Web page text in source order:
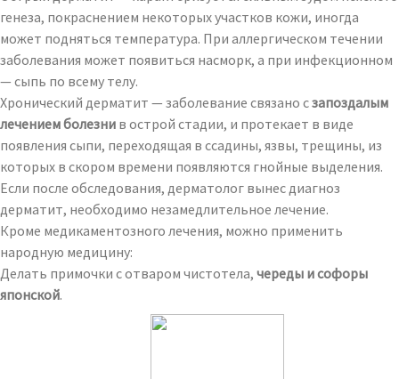
генеза, покраснением некоторых участков кожи, иногда
может подняться температура. При аллергическом течении
заболевания может появиться насморк, а при инфекционном
— сыпь по всему телу.
Хронический дерматит — заболевание связано сзапоздалым
лечением болезни в острой стадии, и протекает в виде
появления сыпи, переходящая в ссадины, язвы, трещины, из
которых в скором времени появляются гнойные выделения.
Если после обследования, дерматолог вынес диагноз
дерматит, необходимо незамедлительное лечение.
Кроме медикаментозного лечения, можно применить
народную медицину:
Делать примочки с отваром чистотела, череды и софоры
японской.